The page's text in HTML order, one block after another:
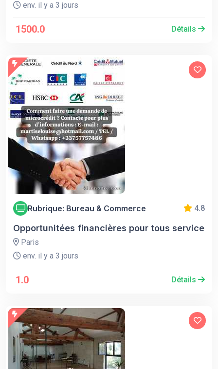
env. il y a 3 jours
1500.0 Détails
Rubrique: Bureau & Commerce 4.8
Opportunitées financières pour tous service
Paris
env. il y a 3 jours
1.0 Détails